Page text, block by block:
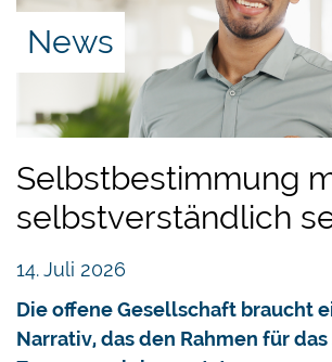
News
Selbstbestimmung
selbstverständlich
14. Juli 2026
Die offene Gesellschaft braucht
Narrativ, das den Rahmen für